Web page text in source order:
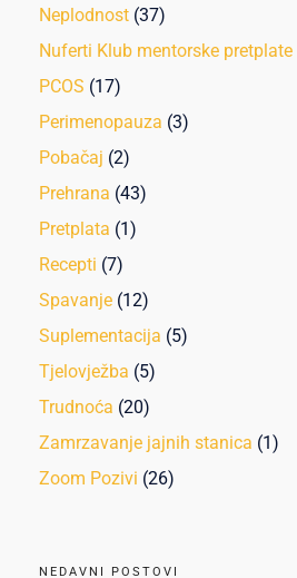
Neplodnost (37)
Nuferti Klub mentorske pretplate
PCOS (17)
Perimenopauza (3)
Pobačaj (2)
Prehrana (43)
Pretplata (1)
Recepti (7)
Spavanje (12)
Suplementacija (5)
Tjelovježba (5)
Trudnoća (20)
Zamrzavanje jajnih stanica (1)
Zoom Pozivi (26)
NEDAVNI POSTOVI